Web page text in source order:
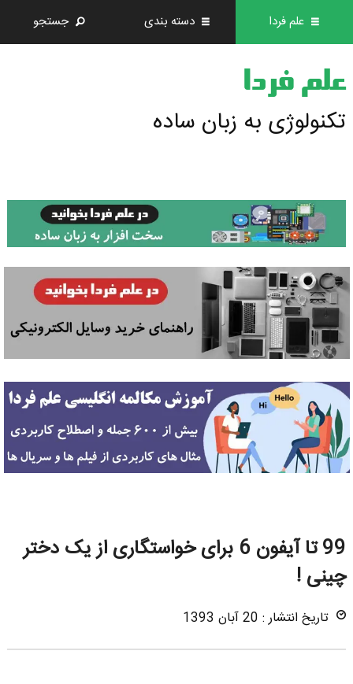
علم فردا دسته بندی جستجو
علم فردا
تکنولوژی به زبان ساده
99 تا آیفون 6 برای خواستگاری از یک دختر
چینی !
تاریخ انتشار : 20 آبان 1393